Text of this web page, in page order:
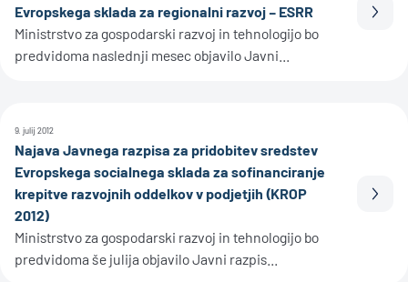
Evropskega sklada za regionalni razvoj – ESRR
Ministrstvo za gospodarski razvoj in tehnologijo bo
predvidoma naslednji mesec objavilo Javni...
9. julij 2012
Najava Javnega razpisa za pridobitev sredstev
Evropskega socialnega sklada za sofinanciranje
krepitve razvojnih oddelkov v podjetjih (KROP
2012)
Ministrstvo za gospodarski razvoj in tehnologijo bo
predvidoma še julija objavilo Javni razpis...